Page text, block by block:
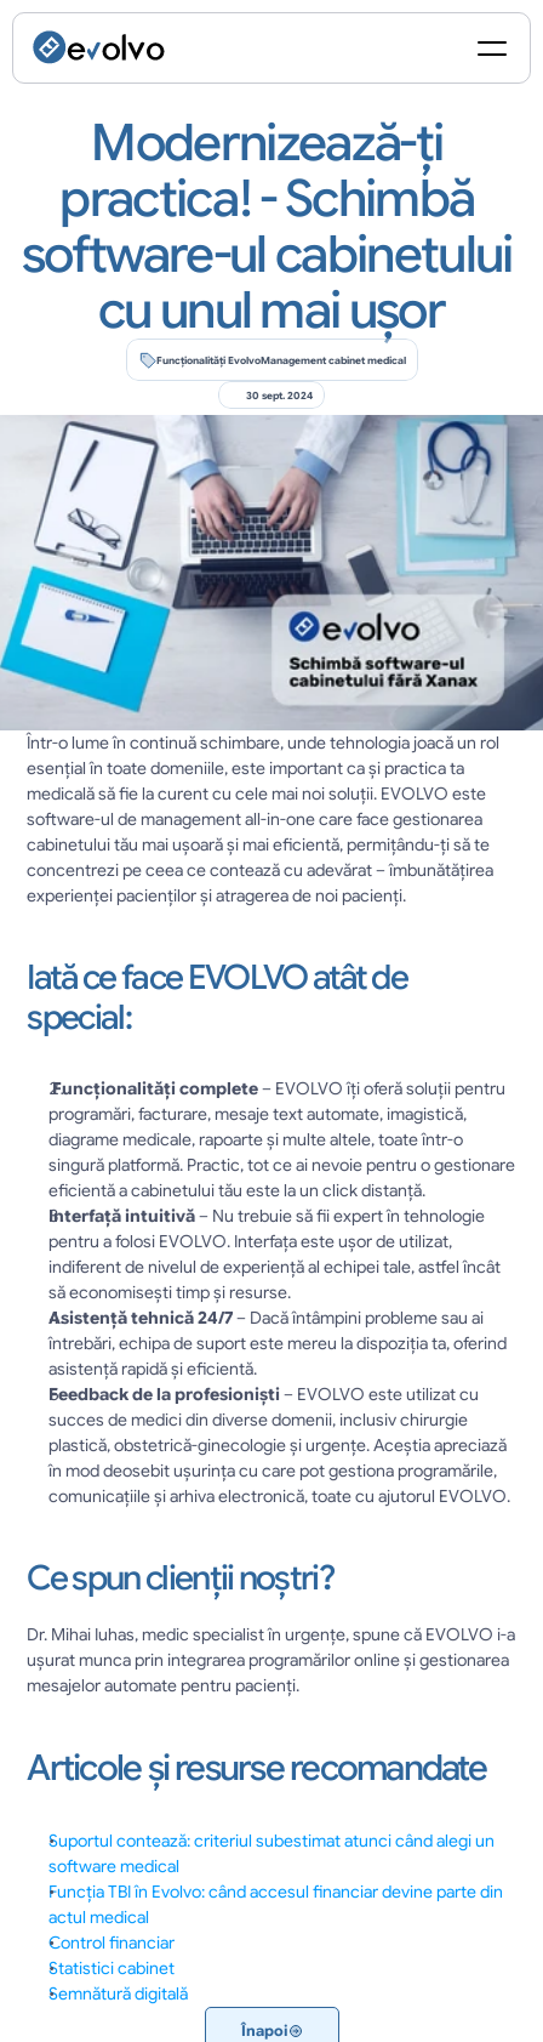
Modernizează-ți
practica! - Schimbă
software-ul cabinetului
cu unul mai ușor
Funcționalități EvolvoManagement cabinet medical
30 sept. 2024
Într-o lume în continuă schimbare, unde tehnologia joacă un rol
esențial în toate domeniile, este important ca și practica ta
medicală să fie la curent cu cele mai noi soluții. EVOLVO este
software-ul de management all-in-one care face gestionarea
cabinetului tău mai ușoară și mai eficientă, permițându-ți să te
concentrezi pe ceea ce contează cu adevărat – îmbunătățirea
experienței pacienților și atragerea de noi pacienți.
Iată ce face EVOLVO atât de
special:
Funcționalități complete – EVOLVO îți oferă soluții pentru
programări, facturare, mesaje text automate, imagistică,
diagrame medicale, rapoarte și multe altele, toate într-o
singură platformă. Practic, tot ce ai nevoie pentru o gestionare
eficientă a cabinetului tău este la un click distanță.
Interfață intuitivă – Nu trebuie să fii expert în tehnologie
pentru a folosi EVOLVO. Interfața este ușor de utilizat,
indiferent de nivelul de experiență al echipei tale, astfel încât
să economisești timp și resurse.
Asistență tehnică 24/7 – Dacă întâmpini probleme sau ai
întrebări, echipa de suport este mereu la dispoziția ta, oferind
asistență rapidă și eficientă.
Feedback de la profesioniști – EVOLVO este utilizat cu
succes de medici din diverse domenii, inclusiv chirurgie
plastică, obstetrică-ginecologie și urgențe. Aceștia apreciază
în mod deosebit ușurința cu care pot gestiona programările,
comunicațiile și arhiva electronică, toate cu ajutorul EVOLVO.
Ce spun clienții noștri?
Dr. Mihai Iuhas, medic specialist în urgențe, spune că EVOLVO i-a
ușurat munca prin integrarea programărilor online și gestionarea
mesajelor automate pentru pacienți.
Articole și resurse recomandate
Suportul contează: criteriul subestimat atunci când alegi un
software medical
Funcția TBI în Evolvo: când accesul financiar devine parte din
actul medical
Control financiar
Statistici cabinet
Semnătură digitală
Înapoi